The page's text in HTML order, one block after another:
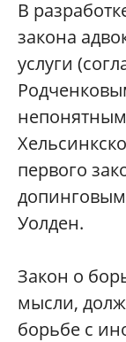
В
закона
услуги
первого
Уолден.
Закон о
мысли,
борьбе с